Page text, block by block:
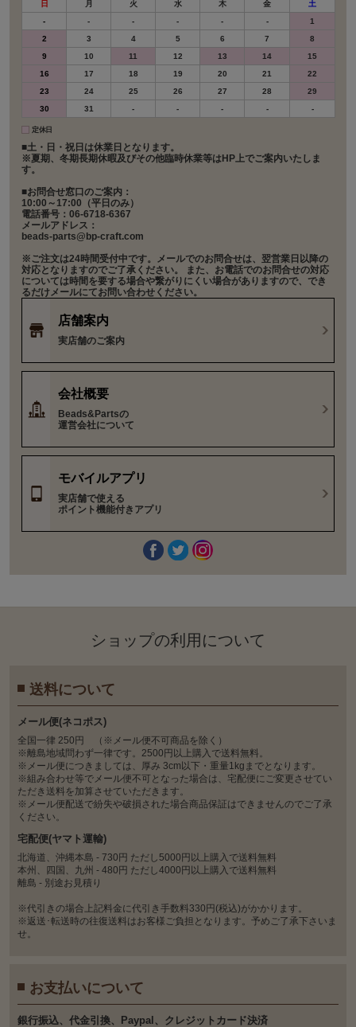
日 月 火 水 木 金
土
-
- - - - -
1
2
3 4 5 6 7
8
9
10 11 12 13 14
15
16
17 18 19 20 21
22
23
24 25 26 27 28
29
30
31 - - - - -
定休日
■土・日・祝日は休業日となります。
※夏期、冬期長期休暇及びその他臨時休業等はHP上でご案内いたしま
す。
■お問合せ窓口のご案内：
10:00～17:00（平日のみ）
電話番号：06-6718-6367
メールアドレス：
beads-parts@bp-craft.com
※ご注文は24時間受付中です。メールでのお問合せは、翌営業日以降の
対応となりますのでご了承ください。 また、お電話でのお問合せの対応
については時間を要する場合や繋がりにくい場合がありますので、でき
るだけメールにてお問い合わせください。
店舗案内
実店舗のご案内
会社概要
Beads&Partsの
運営会社について
モバイルアプリ
実店舗で使える
ポイント機能付きアプリ
ショップの利⽤について
送料について
メール便(ネコポス)
全国一律 250円 （※メール便不可商品を除く）
※離島地域問わず一律です。2500円以上購入で送料無料。
※メール便につきましては、厚み 3cm以下・重量1kgまでとなります。
※組み合わせ等でメール便不可となった場合は、宅配便にご変更させてい
ただき送料を加算させていただきます。
※メール便配送で紛失や破損された場合商品保証はできませんのでご了承
ください。
宅配便(ヤマト運輸)
北海道、沖縄本島 - 730円 ただし5000円以上購入で送料無料
本州、四国、九州 - 480円 ただし4000円以上購入で送料無料
離島 - 別途お見積り
※代引きの場合上記料金に代引き手数料330円(税込)がかかります。
※返送･転送時の往復送料はお客様ご負担となります。予めご了承下さいま
せ。
お支払いについて
銀⾏振込、代⾦引換、Paypal、クレジットカード決済